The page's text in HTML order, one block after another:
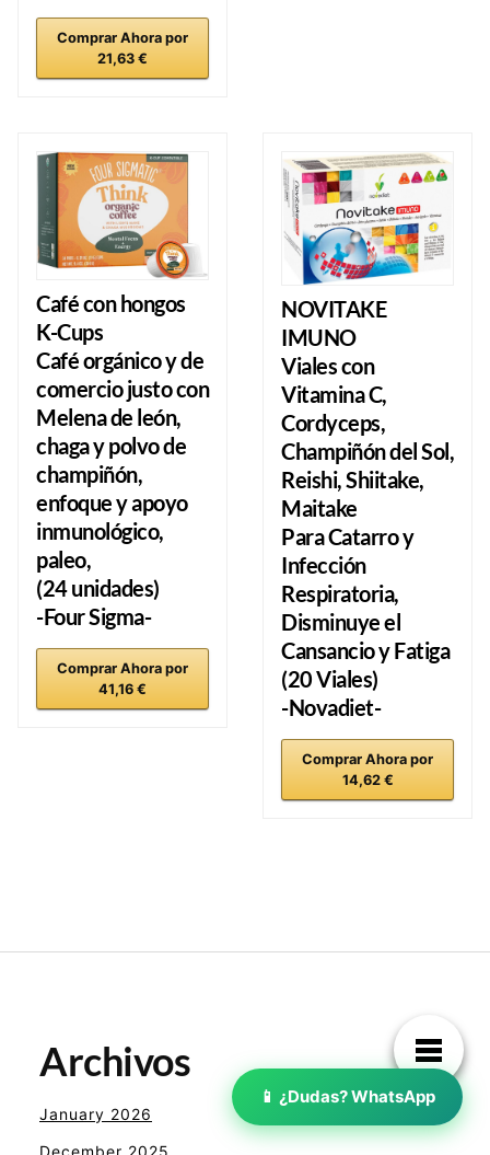
Comprar Ahora por
21,63 €
Café con hongos
K-Cups
Café orgánico y de
comercio justo con
Melena de león,
chaga y polvo de
champiñón,
enfoque y apoyo
inmunológico,
paleo,
(24 unidades)
-Four Sigma-
Comprar Ahora por
41,16 €
NOVITAKE
IMUNO
Viales con
Vitamina C,
Cordyceps,
Champiñón del Sol,
Reishi, Shiitake,
Maitake
Para Catarro y
Infección
Respiratoria,
Disminuye el
Cansancio y Fatiga
(20 Viales)
-Novadiet-
Comprar Ahora por
14,62 €
Archivos
January 2026